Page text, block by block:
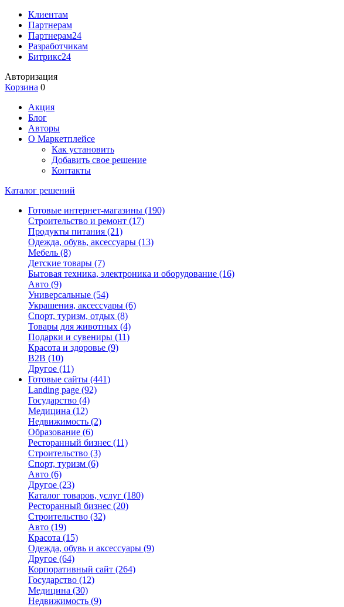
Клиентам
Партнерам
Партнерам24
Разработчикам
Битрикс24
Авторизация
Корзина 0
Акция
Блог
Авторы
О Маркетплейсе
Как установить
Добавить свое решение
Контакты
Каталог решений
Готовые интернет-магазины (190)
Строительство и ремонт (17)
Продукты питания (21)
Одежда, обувь, аксессуары (13)
Мебель (8)
Детские товары (7)
Бытовая техника, электроника и оборудование (16)
Авто (9)
Универсальные (54)
Украшения, аксессуары (6)
Спорт, туризм, отдых (8)
Товары для животных (4)
Подарки и сувениры (11)
Красота и здоровье (9)
B2B (10)
Другое (11)
Готовые сайты (441)
Landing page (92)
Государство (4)
Медицина (12)
Недвижимость (2)
Образование (6)
Ресторанный бизнес (11)
Строительство (3)
Спорт, туризм (6)
Авто (6)
Другое (23)
Каталог товаров, услуг (180)
Ресторанный бизнес (20)
Строительство (32)
Авто (19)
Красота (15)
Одежда, обувь и аксессуары (9)
Другое (64)
Корпоративный сайт (264)
Государство (12)
Медицина (30)
Недвижимость (9)